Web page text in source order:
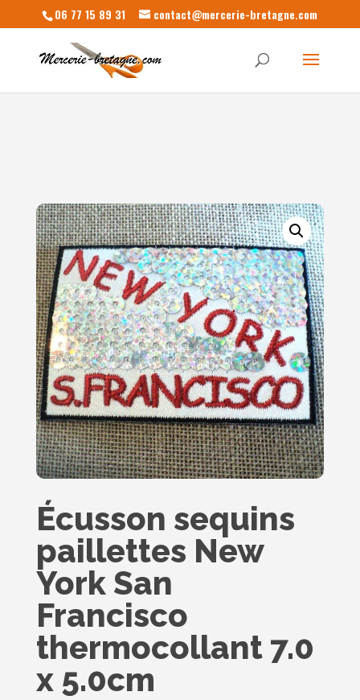
06 77 15 89 31 contact@mercerie-bretagne.com
Écusson sequins
paillettes New
York San
Francisco
thermocollant 7.0
x 5.0cm